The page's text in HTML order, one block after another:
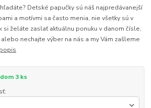
Detské papučky sú náš najpredávanejší
a motívmi sa často menia, nie všetky sú v
si želáte zaslať aktuálnu ponuku v danom čísle,
nechajte výber na nás a my Vám zašleme
3 ks